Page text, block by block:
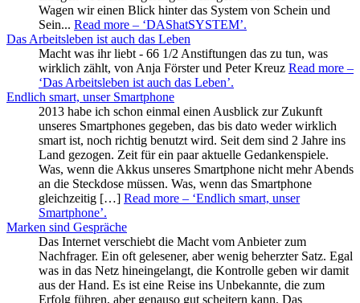
Wagen wir einen Blick hinter das System von Schein und
Sein... Read more – ‘DAShatSYSTEM’.
Das Arbeitsleben ist auch das Leben
Macht was ihr liebt - 66 1/2 Anstiftungen das zu tun, was
wirklich zählt, von Anja Förster und Peter Kreuz Read more –
‘Das Arbeitsleben ist auch das Leben’.
Endlich smart, unser Smartphone
2013 habe ich schon einmal einen Ausblick zur Zukunft
unseres Smartphones gegeben, das bis dato weder wirklich
smart ist, noch richtig benutzt wird. Seit dem sind 2 Jahre ins
Land gezogen. Zeit für ein paar aktuelle Gedankenspiele.
Was, wenn die Akkus unseres Smartphone nicht mehr Abends
an die Steckdose müssen. Was, wenn das Smartphone
gleichzeitig […] Read more – ‘Endlich smart, unser
Smartphone’.
Marken sind Gespräche
Das Internet verschiebt die Macht vom Anbieter zum
Nachfrager. Ein oft gelesener, aber wenig beherzter Satz. Egal
was in das Netz hineingelangt, die Kontrolle geben wir damit
aus der Hand. Es ist eine Reise ins Unbekannte, die zum
Erfolg führen, aber genauso gut scheitern kann. Das